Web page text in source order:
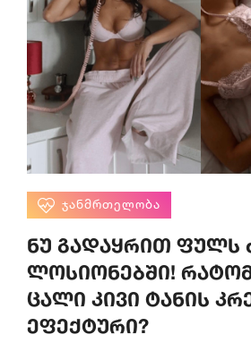
ᲯᲐᲜᲛᲠᲗᲔᲚᲝᲑᲐ
ნუ გადაყრით ფულს
ლოსიონებში!
ცალი კივი ტანის
ეფექტური?